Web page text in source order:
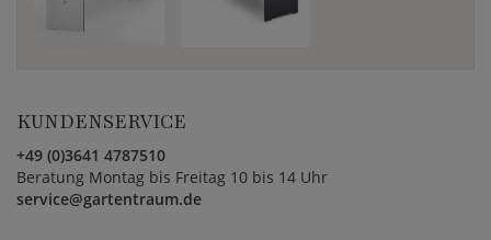
KUNDENSERVICE
+49 (0)3641 4787510
Beratung Montag bis Freitag 10 bis 14 Uhr
service@gartentraum.de